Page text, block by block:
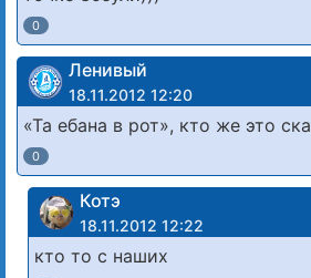
0
Ленивый
18.11.2012 12:20
«Та ебана в рот», кто же это
0
Котэ
18.11.2012 12:22
кто то с наших